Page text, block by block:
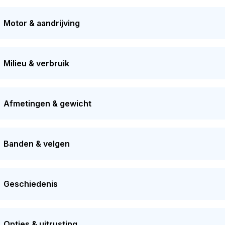
gehad in het verleden. De marktwaarde van deze auto
Motor & aandrijving
Milieu & verbruik
Afmetingen & gewicht
Banden & velgen
Geschiedenis